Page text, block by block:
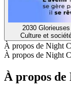
2030 Glorieuses
Culture et
À propos de Night
À propos de Night
À propos de